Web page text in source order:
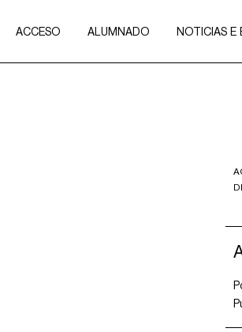
ACCESO ALUMNADO NOTICIAS E